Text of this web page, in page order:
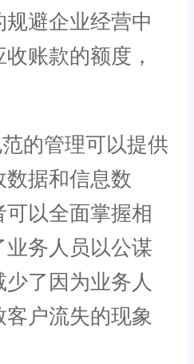
避企业经营中
账款的额度，
的管理可以提供
数据和信息数
以全面掌握相
业务人员以公谋
了因为业务人
客户流失的现象